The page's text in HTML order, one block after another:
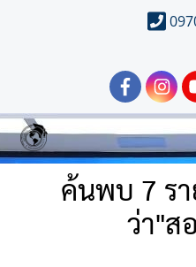
ค้นพบ 7 รา
ว่า"ส